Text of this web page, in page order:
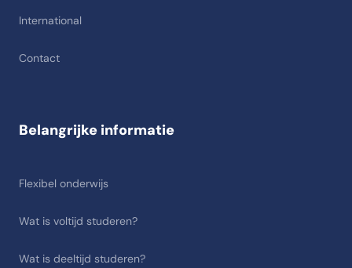
International
Contact
Belangrijke informatie
Flexibel onderwijs
Wat is voltijd studeren?
Wat is deeltijd studeren?